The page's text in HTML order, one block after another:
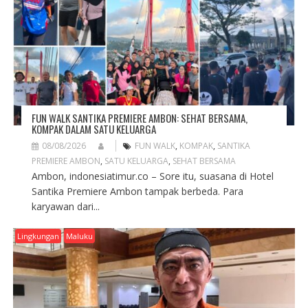
O
FUN WALK SANTIKA PREMIERE AMBON: SEHAT BERSAMA,
KOMPAK DALAM SATU KELUARGA
08/08/2026 FUN WALK, KOMPAK, SANTIKA
PREMIERE AMBON, SATU KELUARGA, SEHAT BERSAMA
Ambon, indonesiatimur.co – Sore itu, suasana di Hotel
Santika Premiere Ambon tampak berbeda. Para
karyawan dari...
Lingkungan Maluku